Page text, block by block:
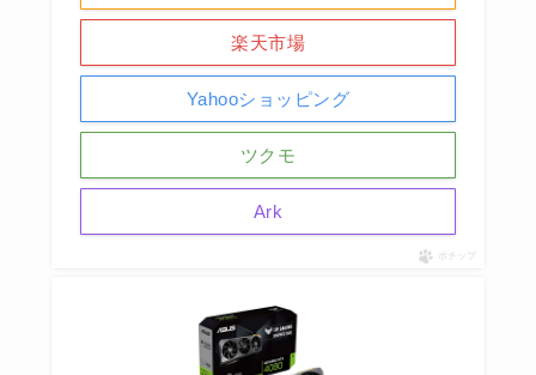
楽天市場
Yahooショッピング
ツクモ
Ark
ポチップ